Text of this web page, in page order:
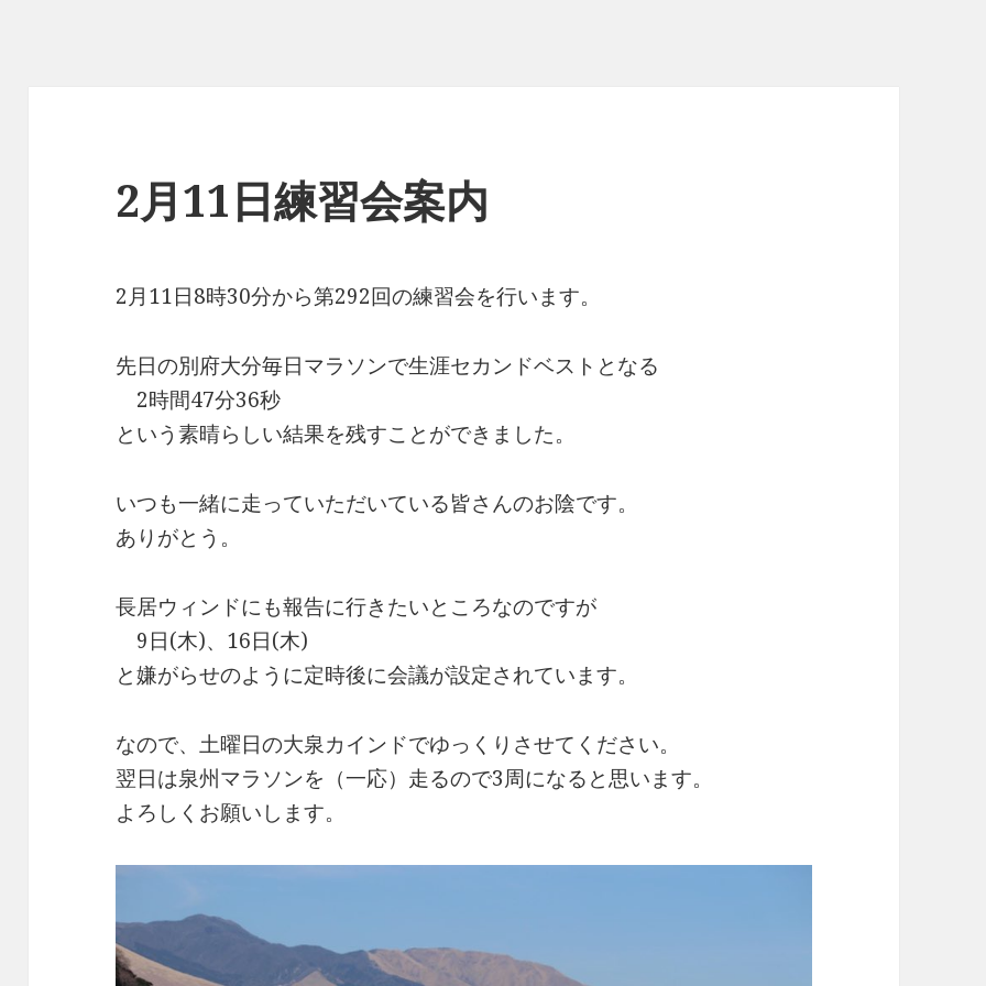
2月11日練習会案内
2月11日8時30分から第292回の練習会を行います。
先日の別府大分毎日マラソンで生涯セカンドベストとなる
2時間47分36秒
という素晴らしい結果を残すことができました。
いつも一緒に走っていただいている皆さんのお陰です。
ありがとう。
長居ウィンドにも報告に行きたいところなのですが
9日(木)、16日(木)
と嫌がらせのように定時後に会議が設定されています。
なので、土曜日の大泉カインドでゆっくりさせてください。
翌日は泉州マラソンを（一応）走るので3周になると思います。
よろしくお願いします。